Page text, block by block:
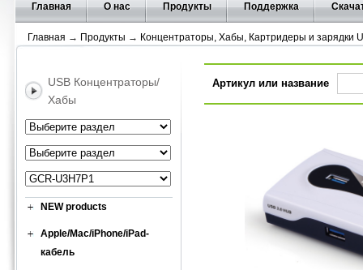
Главная О нас Продукты Поддержка
Главная → Продукты → Концентраторы, Хабы, Картридеры и зарядки
USB Концентраторы/
Хабы
NEW products
Apple/Mac/iPhone/iPad-
кабель
Артикул или название